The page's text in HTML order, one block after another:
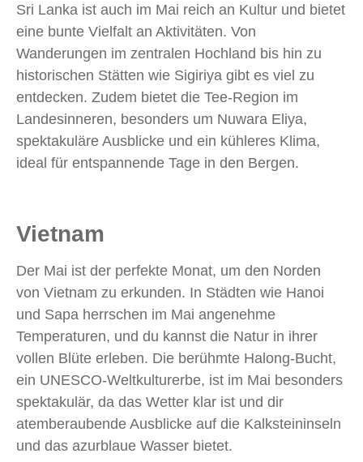
Sri Lanka ist auch im Mai reich an Kultur und bietet
eine bunte Vielfalt an Aktivitäten. Von
Wanderungen im zentralen Hochland bis hin zu
historischen Stätten wie Sigiriya gibt es viel zu
entdecken. Zudem bietet die Tee-Region im
Landesinneren, besonders um Nuwara Eliya,
spektakuläre Ausblicke und ein kühleres Klima,
ideal für entspannende Tage in den Bergen.
Vietnam
Der Mai ist der perfekte Monat, um den Norden
von Vietnam zu erkunden. In Städten wie Hanoi
und Sapa herrschen im Mai angenehme
Temperaturen, und du kannst die Natur in ihrer
vollen Blüte erleben. Die berühmte Halong-Bucht,
ein UNESCO-Weltkulturerbe, ist im Mai besonders
spektakulär, da das Wetter klar ist und dir
atemberaubende Ausblicke auf die Kalksteininseln
und das azurblaue Wasser bietet.